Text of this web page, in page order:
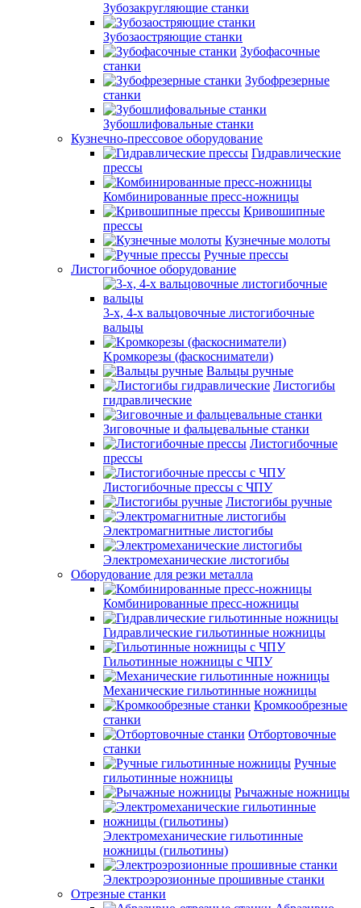
Зубозакругляющие станки
Зубозаостряющие станки
Зубофасочные
станки
Зубофрезерные
станки
Зубошлифовальные станки
Кузнечно-прессовое оборудование
Гидравлические
прессы
Комбинированные пресс-ножницы
Кривошипные
прессы
Кузнечные молоты
Ручные прессы
Листогибочное оборудование
3-х, 4-х вальцовочные листогибочные
вальцы
Kромкорезы (фаскосниматели)
Вальцы ручные
Листогибы
гидравлические
Зиговочные и фальцевальные станки
Листогибочные
прессы
Листогибочные прессы с ЧПУ
Листогибы ручные
Электромагнитные листогибы
Электромеханические листогибы
Оборудование для резки металла
Комбинированные пресс-ножницы
Гидравлические гильотинные ножницы
Гильотинные ножницы с ЧПУ
Механические гильотинные ножницы
Кромкообрезные
станки
Отбортовочные
станки
Ручные
гильотинные ножницы
Рычажные ножницы
Электромеханические гильотинные
ножницы (гильотины)
Электроэрозионные прошивные станки
Отрезные станки